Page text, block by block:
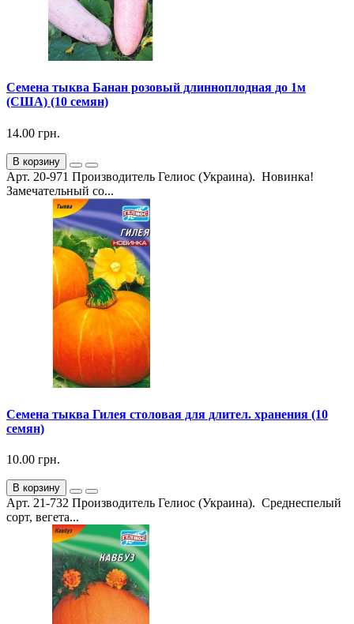
Семена тыква Банан розовый длинноплодная до 1м
(США) (10 семян)
14.00 грн.
В корзину
Арт. 20-971 Производитель Гелиос (Украина). Новинка!
Замечательный со...
Семена тыква Гилея столовая для длител. хранения (10
семян)
10.00 грн.
В корзину
Арт. 21-732 Производитель Гелиос (Украина). Среднеспелый
сорт, вегета...